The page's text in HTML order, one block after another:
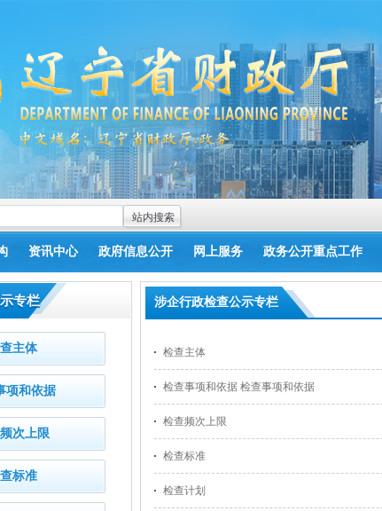
资讯中心 政府信息公开 网上服务 政务公开重点工作
专栏
主体
项和依据
次上限
标准
涉企行政检查公示专栏
检查主体
检查事项和依据 检查事项和依据
检查频次上限
检查标准
检查计划